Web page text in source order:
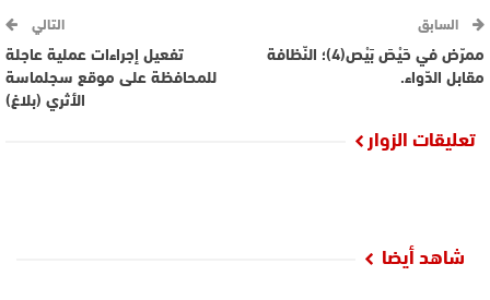
السابق
ممرّض في حَيْصَ بَيْص(4)؛ النّظافة
مقابل الدّواء.
التالي
تفعيل إجراءات عملية عاجلة
للمحافظة على موقع سجلماسة
الأثري (بلاغ)
تعليقات الزوار
شاهد أيضا